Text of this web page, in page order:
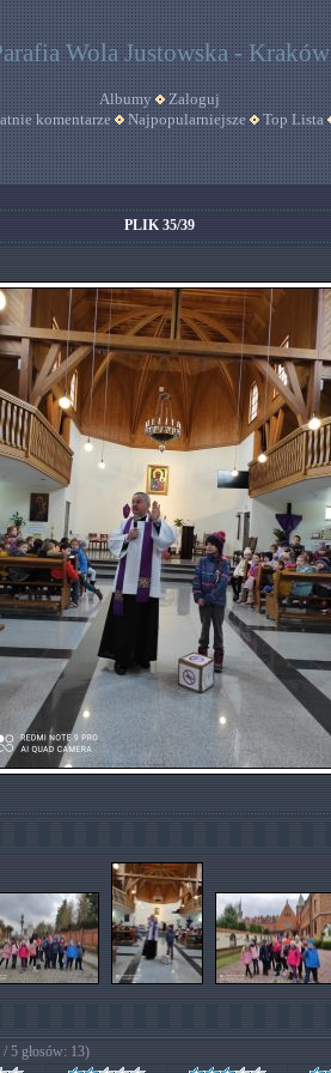
Wola Justowska - Kraków
Albumy
Zaloguj
komentarze Najpopularniejsze Top Lista
PLIK 35/39
/ 5 głosów: 13)